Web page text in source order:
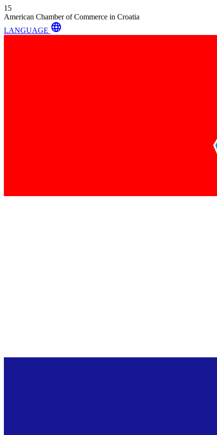
15
American Chamber of Commerce in Croatia
LANGUAGE language